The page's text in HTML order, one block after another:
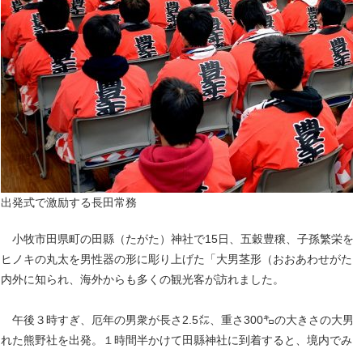
出発式で激励する長田常務
小牧市田県町の田縣（たがた）神社で15日、五穀豊穣、子孫繁栄
ヒノキの丸太を男性器の形に彫り上げた「大男茎形（おおあわせが
内外に知られ、海外からも多くの観光客が訪れました。
午後３時すぎ、厄年の男衆が長さ2.5㍍、重さ300㌔の大きさの大
れた熊野社を出発。１時間半かけて田縣神社に到着すると、境内で